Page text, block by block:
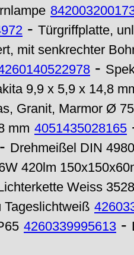
- Türgriffplatte,
mit senkrechter
-
9,9 x 5,9 x 14,8
Granit, Marmor Ø
mm 4051435028165
- Drehmeißel DIN
420lm
Weiss 3528
Tageslichtweiß
4260339995613 -